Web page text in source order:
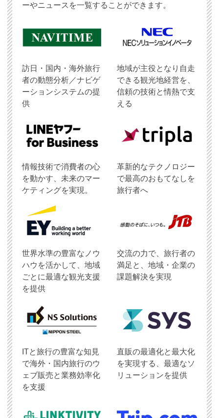
ーやニュースを一覧することができます。
訪日・国内・海外旅行
者の動態分析／ナビゲ
ーションシステムの提
供
地域が主役となり自走
できる観光地経営を、
信頼の技術と情熱で支
える
情報技術で消費者の心
を動かす、未来のマー
ケティングを実現。
革新的なテクノロジー
で最高のおもてなしを
旅行者へ
世界水準の豊富なノウ
ハウを活かして、地域
ごとに最適な観光支援
を提供
交流の力で、旅行者の
満足と、地域・企業の
課題解決を実現
ITと旅行の豊富な知見
で海外・国内旅行のウ
ェブ販売と業務効率化
を支援
直販の最適化と最大化
を実現する、最適なソ
リューションを提供